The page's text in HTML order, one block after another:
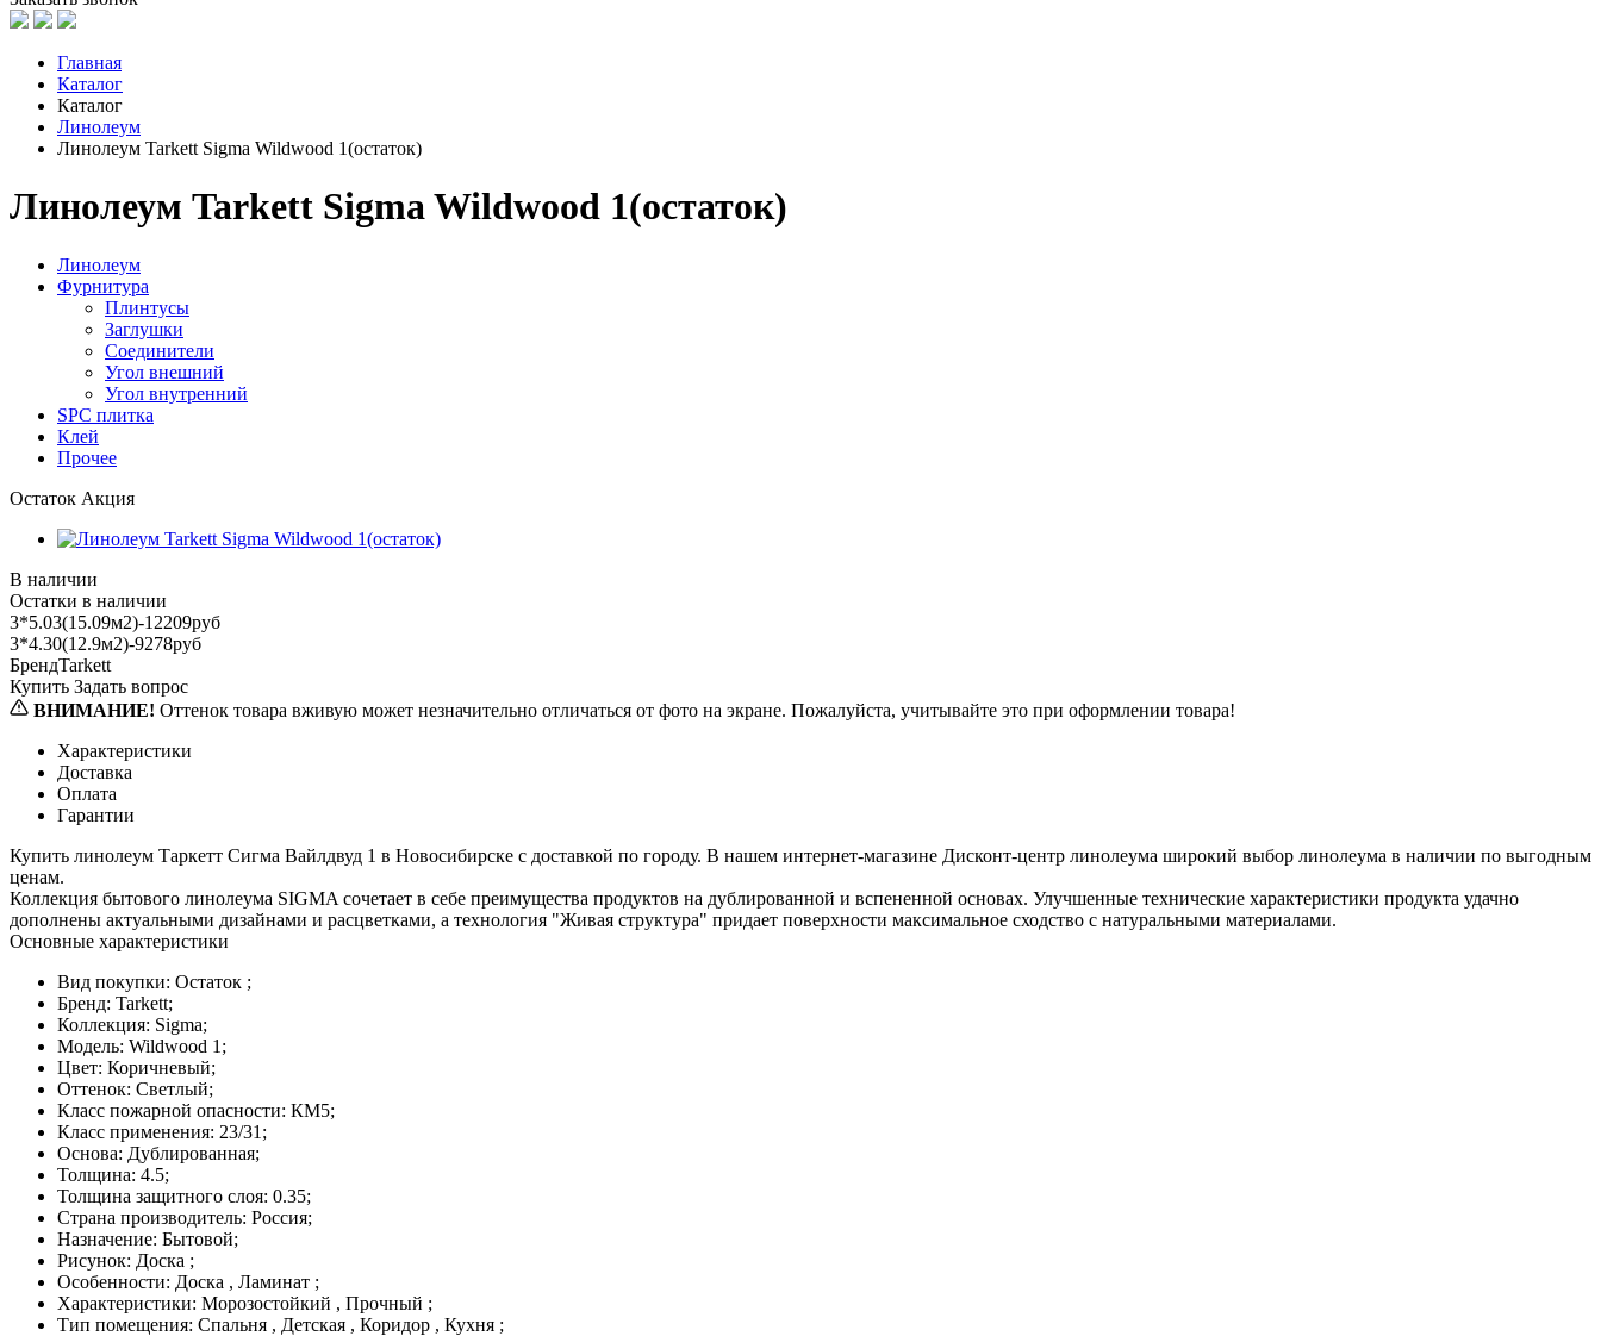
Главная
Каталог
Каталог
Линолеум
Линолеум Tarkett Sigma Wildwood 1(остаток)
Линолеум Tarkett Sigma Wildwood 1(остаток)
Линолеум
Фурнитура
Плинтусы
Заглушки
Соединители
Угол внешний
Угол внутренний
SPC плитка
Клей
Прочее
Остаток Акция
В наличии
Остатки в наличии
3*5.03(15.09м2)-12209руб
3*4.30(12.9м2)-9278руб
БрендTarkett
Купить Задать вопрос
ВНИМАНИЕ! Оттенок товара вживую может незначительно отличаться от фото на экране. Пожалуйста, учитывайте это при оформлении товара!
Характеристики
Доставка
Оплата
Гарантии
Купить линолеум Таркетт Сигма Вайлдвуд 1 в Новосибирске с доставкой по городу. В нашем интернет-магазине Дисконт-центр линолеума широкий выбор линолеума в наличии по выгодным
ценам.
Коллекция бытового линолеума SIGMA сочетает в себе преимущества продуктов на дублированной и вспененной основах. Улучшенные технические характеристики продукта удачно
дополнены актуальными дизайнами и расцветками, а технология "Живая структура" придает поверхности максимальное сходство с натуральными материалами.
Основные характеристики
Вид покупки: Остаток ;
Бренд: Tarkett;
Коллекция: Sigma;
Модель: Wildwood 1;
Цвет: Коричневый;
Оттенок: Светлый;
Класс пожарной опасности: КМ5;
Класс применения: 23/31;
Основа: Дублированная;
Толщина: 4.5;
Толщина защитного слоя: 0.35;
Страна производитель: Россия;
Назначение: Бытовой;
Рисунок: Доска ;
Особенности: Доска , Ламинат ;
Характеристики: Морозостойкий , Прочный ;
Тип помещения: Спальня , Детская , Коридор , Кухня ;